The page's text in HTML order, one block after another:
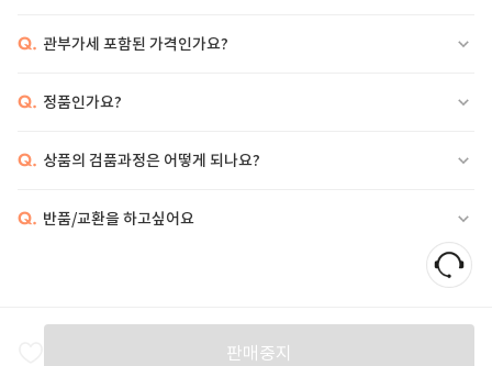
Q. 관부가세 포함된 가격인가요?
Q. 정품인가요?
Q. 상품의 검품과정은 어떻게 되나요?
Q. 반품/교환을 하고싶어요
판매중지